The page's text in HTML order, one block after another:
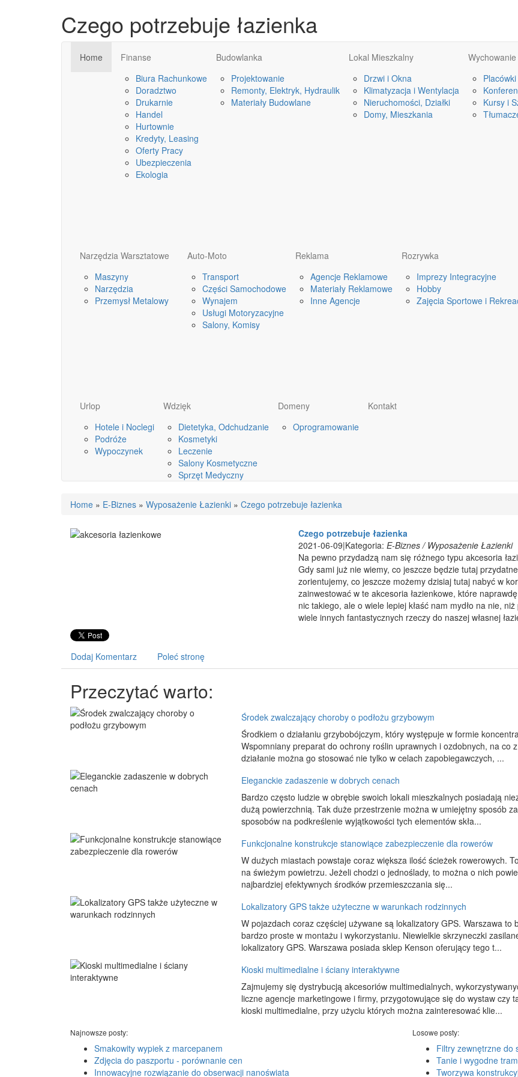
Czego potrzebuje łazienka
Home
Finanse
Biura Rachunkowe
Doradztwo
Drukarnie
Handel
Hurtownie
Kredyty, Leasing
Oferty Pracy
Ubezpieczenia
Ekologia
Budowlanka
Projektowanie
Remonty, Elektryk, Hydraulik
Materiały Budowlane
Lokal Mieszkalny
Drzwi i Okna
Klimatyzacja i Wentylacja
Nieruchomości, Działki
Domy, Mieszkania
Wychowanie
Kursy i
Narzędzia Warsztatowe
Maszyny
Narzędzia
Przemysł Metalowy
Auto-Moto
Transport
Części Samochodowe
Wynajem
Usługi Motoryzacyjne
Salony, Komisy
Reklama
Agencje Reklamowe
Materiały Reklamowe
Inne Agencje
Rozrywka
Imprezy Integracyjne
Hobby
Zajęcia Sportowe i
Urlop
Hotele i Noclegi
Podróże
Wypoczynek
Wdzięk
Dietetyka, Odchudzanie
Kosmetyki
Leczenie
Salony Kosmetyczne
Sprzęt Medyczny
Domeny
Oprogramowanie
Kontakt
Home » E-Biznes » Wyposażenie Łazienki » Czego potrzebuje łazienka
Czego potrzebuje łazienka
2021-06-09|Kategoria: E-Biznes / Wyposażenie Łazienki
Na pewno przydadzą nam się różnego typu akcesoria
Gdy sami już nie wiemy, co jeszcze będzie tutaj
zorientujemy, co jeszcze możemy dzisiaj tutaj nabyć w
zainwestować w te akcesoria łazienkowe, które
nic takiego, ale o wiele lepiej kłaść nam mydło na nie,
wiele innych fantastycznych rzeczy do naszej własnej
Dodaj Komentarz Poleć stronę
Przeczytać warto:
Środek zwalczający choroby o podłożu grzybowym
Środkiem o działaniu grzybobójczym, który występuje w formie
Wspomniany preparat do ochrony roślin uprawnych i ozdobnych, na co
działanie można go stosować nie tylko w celach zapobiegawczych, ...
Eleganckie zadaszenie w dobrych cenach
Bardzo często ludzie w obrębie swoich lokali mieszkalnych posiadają
dużą powierzchnią. Tak duże przestrzenie można w umiejętny sposób
sposobów na podkreślenie wyjątkowości tych elementów skła...
Funkcjonalne konstrukcje stanowiące zabezpieczenie dla rowerów
W dużych miastach powstaje coraz większa ilość ścieżek rowerowych.
na świeżym powietrzu. Jeżeli chodzi o jednoślady, to można o nich
najbardziej efektywnych środków przemieszczania się...
Lokalizatory GPS także użyteczne w warunkach rodzinnych
W pojazdach coraz częściej używane są lokalizatory GPS. Warszawa
bardzo proste w montażu i wykorzystaniu. Niewielkie skrzyneczki
lokalizatory GPS. Warszawa posiada sklep Kenson oferujący tego t...
Kioski multimedialne i ściany interaktywne
Zajmujemy się dystrybucją akcesoriów multimedialnych,
liczne agencje marketingowe i firmy, przygotowujące się do wystaw czy
kioski multimedialne, przy użyciu których można zainteresować klie...
Najnowsze posty:
Smakowity wypiek z marcepanem
Zdjęcia do paszportu - porównanie cen
Innowacyjne rozwiązanie do obserwacji nanoświata
Losowe posty:
Filtry zewnętrzne do
Tanie i wygodne
Tworzywa